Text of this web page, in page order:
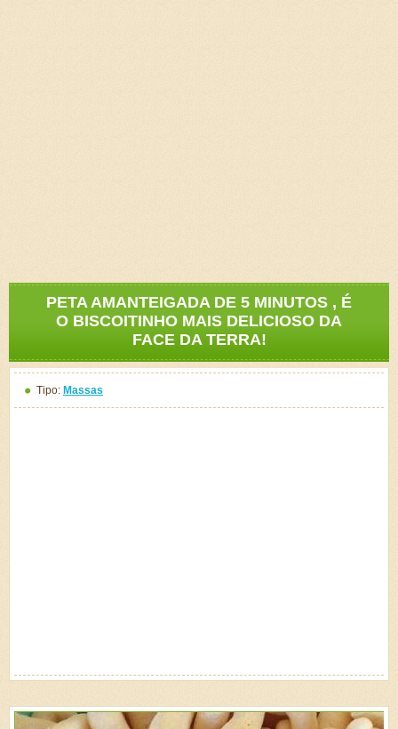
PETA AMANTEIGADA DE 5 MINUTOS , É
O BISCOITINHO MAIS DELICIOSO DA
FACE DA TERRA!
Tipo: Massas